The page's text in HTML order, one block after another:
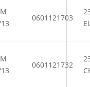
0601121703
0601121732